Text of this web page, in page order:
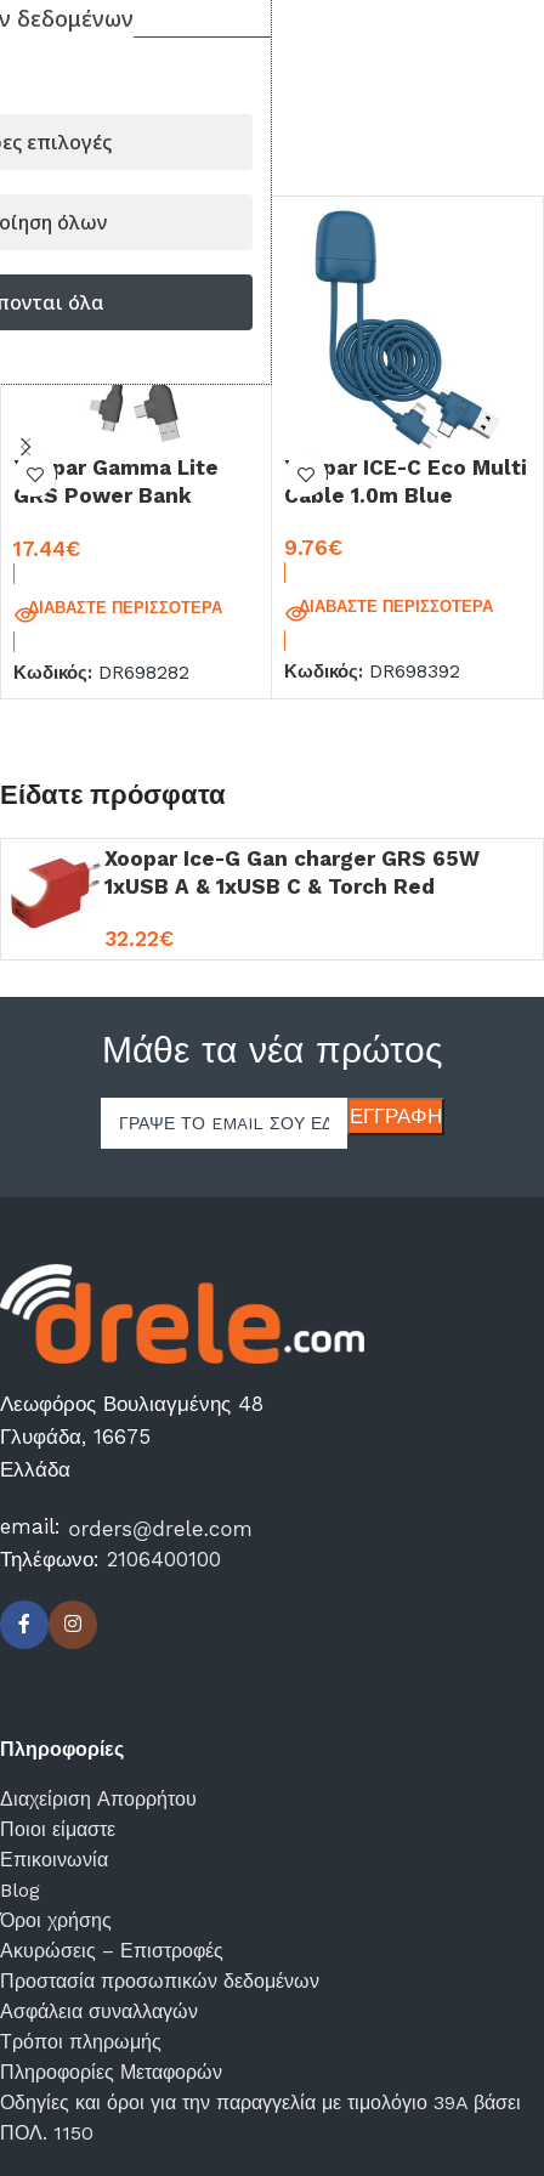
Εγγύηση: 2 έτη
ΣΥΝΔΥΑΣΕ ΤΟ ΜΕ...
Xoopar Gamma Lite
GRS Power Bank
Cable Black
17.44€
ΔΙΑΒΆΣΤΕ ΠΕΡΙΣΣΌΤΕΡΑ
Κωδικός: DR698282
Xoopar ICE-C Eco Multi
Cable 1.0m Blue
9.76€
ΔΙΑΒΆΣΤΕ ΠΕΡΙΣΣΌΤΕΡΑ
Κωδικός: DR698392
Είδατε πρόσφατα
Xoopar Ice-G Gan charger GRS 65W
1xUSB A & 1xUSB C & Torch Red
32.22€
Μάθε τα νέα πρώτος
Λεωφόρος Βουλιαγμένης 48
Γλυφάδα, 16675
Ελλάδα
email:
Τηλέφωνο: 2106400100
Πληροφορίες
Διαχείριση Απορρήτου
Ποιοι είμαστε
Επικοινωνία
Blog
Όροι χρήσης
Ακυρώσεις – Επιστροφές
Προστασία προσωπικών δεδομένων
Ασφάλεια συναλλαγών
Τρόποι πληρωμής
Πληροφορίες Μεταφορών
Οδηγίες και όροι για την παραγγελία με τιμολόγιο 39A βάσει
ΠΟΛ. 1150
δεδομένων
επιλογές
όλων
όλα